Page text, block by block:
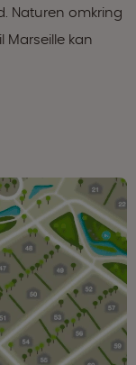
Naturen omkring
kan